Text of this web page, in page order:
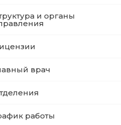
и органы
врач
работы